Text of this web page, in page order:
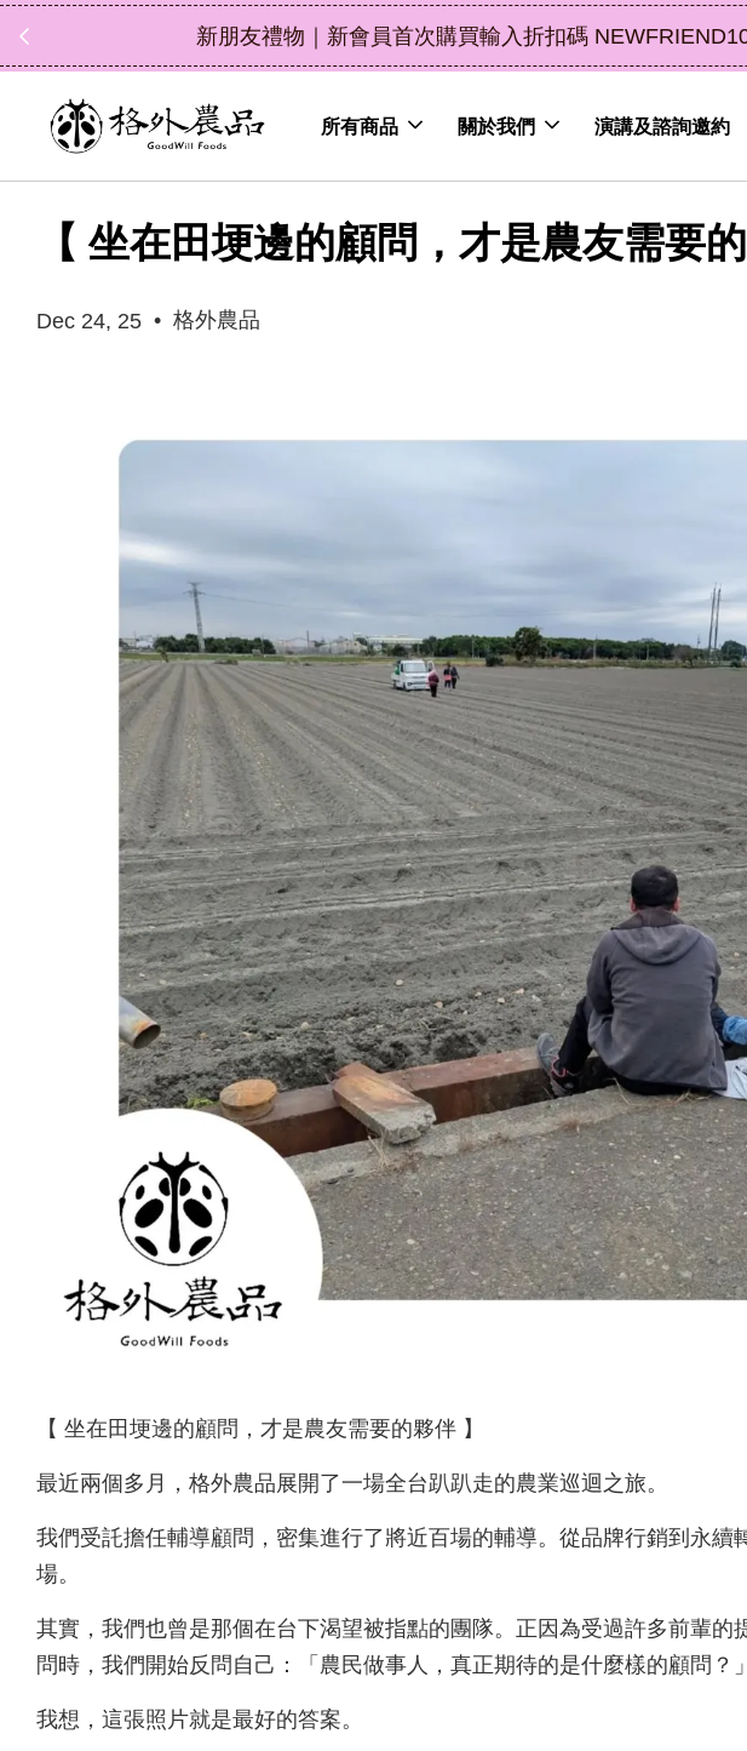
中秋禮盒新上市｜橘皮植萃永續好禮，解
所有商品 關於我們 演講及諮詢邀約
【 坐在田埂邊的顧問，才是農友需要的
Dec 24, 25 • 格外農品
【 坐在田埂邊的顧問，才是農友需要的夥伴 】
最近兩個多月，格外農品展開了一場全台趴趴走的農業巡迴之旅。
我們受託擔任輔導顧問，密集進行了將近百場的輔導。從品牌行銷到永續
場。
其實，我們也曾是那個在台下渴望被指點的團隊。正因為受過許多前輩的
問時，我們開始反問自己：「農民做事人，真正期待的是什麼樣的顧問？」
我想，這張照片就是最好的答案。